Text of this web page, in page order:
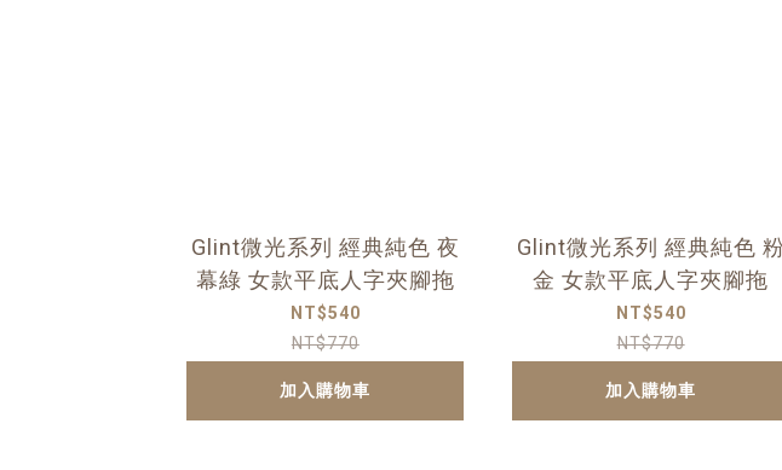
Glint微光系列 經典純色 夜
幕綠 女款平底人字夾腳拖
NT$540
NT$770
加入購物車
Glint微光系列 經典純色 粉
金 女款平底人字夾腳拖
NT$540
NT$770
加入購物車